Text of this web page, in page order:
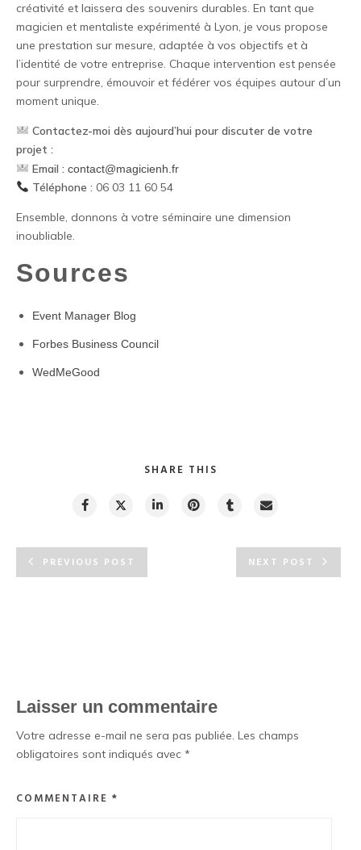
créativité et laissera des souvenirs durables. En tant que
magicien et mentaliste expérimenté à Lyon, je vous propose
une prestation sur mesure, adaptée à vos objectifs et à
l’identité de votre entreprise. Chaque intervention est pensée
pour surprendre, émouvoir et fédérer vos équipes autour d’un
moment unique.
Contactez-moi dès aujourd’hui pour discuter de votre
projet :
Email : contact@magicienh.fr
Téléphone : 06 03 11 60 54
Ensemble, donnons à votre séminaire une dimension
inoubliable.
Sources
Event Manager Blog
Forbes Business Council
WedMeGood
SHARE THIS
PREVIOUS POST NEXT POST
Laisser un commentaire
Votre adresse e-mail ne sera pas publiée. Les champs
obligatoires sont indiqués avec *
COMMENTAIRE *